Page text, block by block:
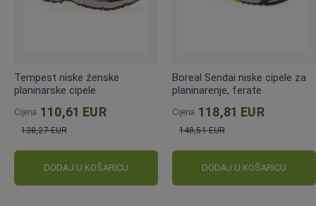
Tempest niske ženske
planinarske cipele
Cijena 110,61 EUR
138,27 EUR
DODAJ U KOŠARICU
Boreal Sendai niske cipele za
planinarenje, ferate
Cijena 118,81 EUR
148,51 EUR
DODAJ U KOŠARICU